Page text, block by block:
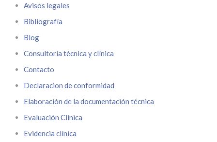
Avisos legales
Bibliografía
Blog
Consultoría técnica y clínica
Contacto
Declaracion de conformidad
Elaboración de la documentación técnica
Evaluación Clínica
Evidencia clínica